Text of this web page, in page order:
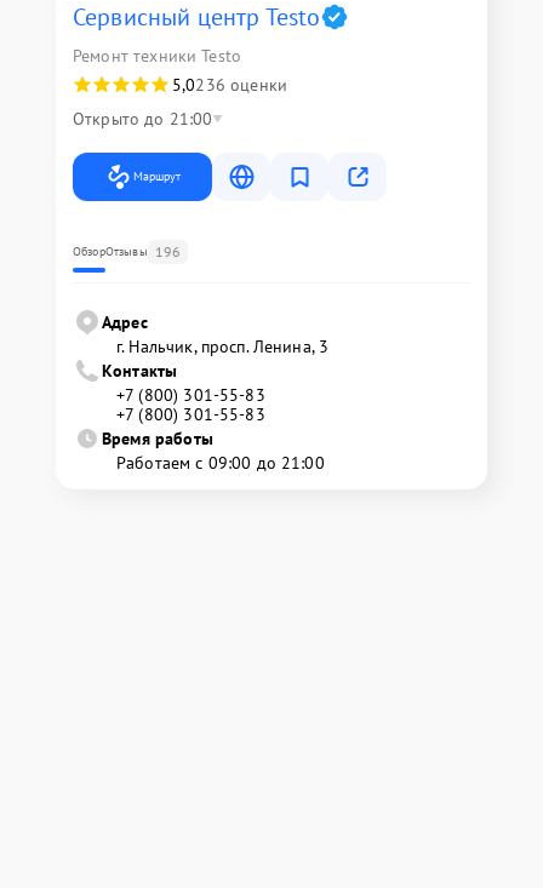
Сервисный центр Testo
Ремонт техники Testo
5,0236 оценки
Открыто до 21:00
Маршрут
ОбзорОтзывы 196
Адрес
г. Нальчик, просп. Ленина, 3
Контакты
+7 (800) 301-55-83
+7 (800) 301-55-83
Время работы
Работаем с 09:00 до 21:00